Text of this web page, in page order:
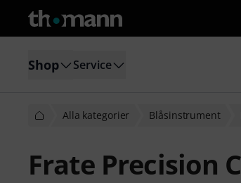
Shop Service
Alla kategorier Blåsinstrument
Frate Precision